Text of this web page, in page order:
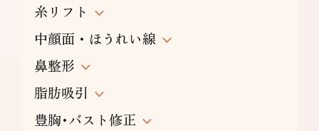
糸リフト
中顔面・ほうれい線
鼻整形
脂肪吸引
豊胸･バスト修正